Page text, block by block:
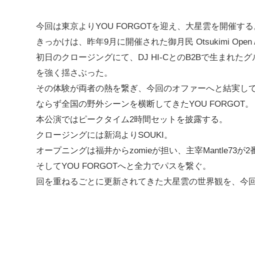
今回は東京よりYOU FORGOTを迎え、大星雲を開催する
きっかけは、昨年9月に開催された御月民 Otsukimi Open
初日のクロージングにて、DJ HI-CとのB2Bで生まれた
を強く揺さぶった。
その体験が両者の熱を繋ぎ、今回のオファーへと結実し
ならず全国の野外シーンを横断してきたYOU FORGOT。
本公演ではピークタイム2時間セットを披露する。
クロージングには新潟よりSOUKI。
オープニングは福井からzomieが担い、主宰Mantle73が2
そしてYOU FORGOTへと全力でパスを繋ぐ。
回を重ねるごとに更新されてきた大星雲の世界観を、今